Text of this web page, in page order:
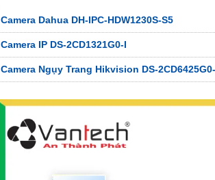
Camera Dahua DH-IPC-HDW1230S-S5
Camera IP DS-2CD1321G0-I
Camera Ngụy Trang Hikvision DS-